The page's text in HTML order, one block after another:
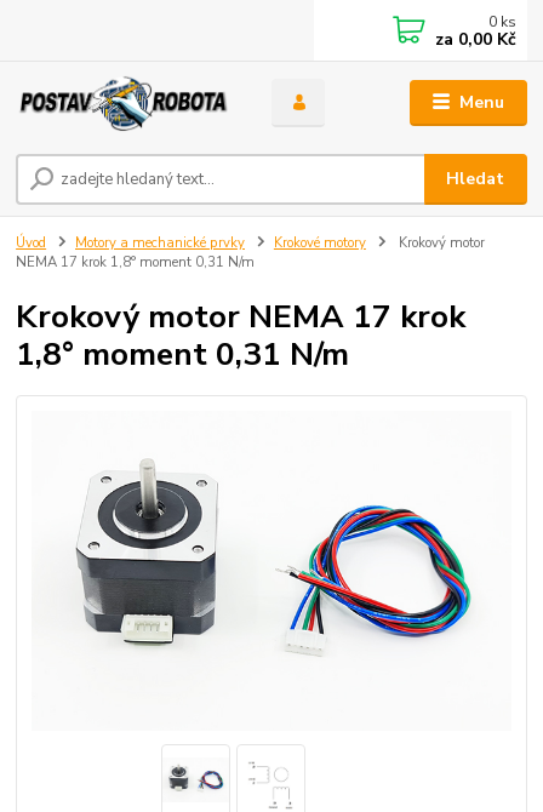
Menu
Hledat
0 ks
za 0,00 Kč
Úvod Motory a mechanické prvky Krokové motory
Krokový motor
NEMA 17 krok 1,8° moment 0,31 N/m
Krokový motor NEMA 17 krok
1,8° moment 0,31 N/m